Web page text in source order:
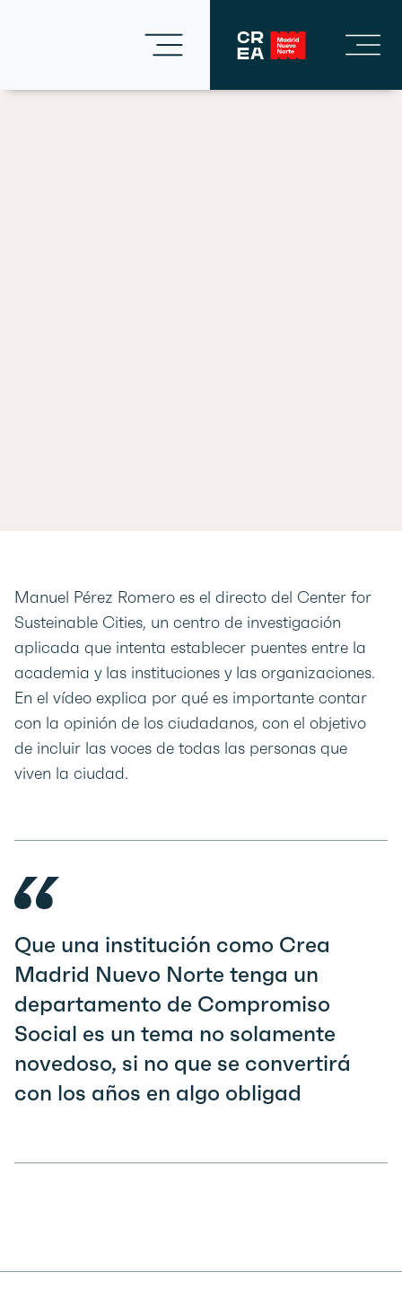
Manuel Pérez Romero es el directo del Center for
Susteinable Cities, un centro de investigación
aplicada que intenta establecer puentes entre la
academia y las instituciones y las organizaciones.
En el vídeo explica por qué es importante contar
con la opinión de los ciudadanos, con el objetivo
de incluir las voces de todas las personas que
viven la ciudad.
Que una institución como Crea
Madrid Nuevo Norte tenga un
departamento de Compromiso
Social es un tema no solamente
novedoso, si no que se convertirá
con los años en algo obligad